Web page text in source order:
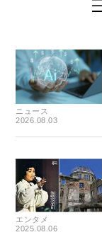
ニュース
2026.08.03
エンタメ
2025.08.06